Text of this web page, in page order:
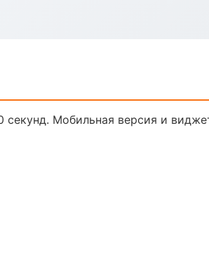
секунд. Мобильная версия и